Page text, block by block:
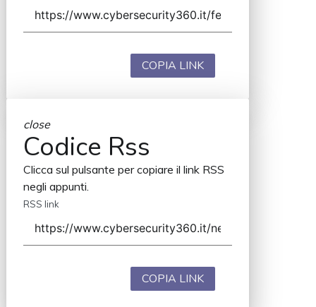
COPIA LINK
close
Codice Rss
Clicca sul pulsante per copiare il link RSS
negli appunti.
RSS link
COPIA LINK